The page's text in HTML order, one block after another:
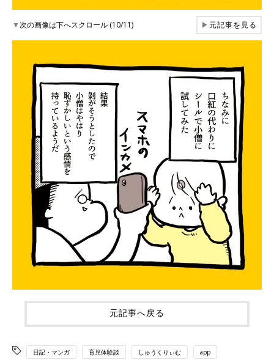
▼次の画像は下へスクロール (10/11) ▶元記事を見る
元記事へ戻る
日記・マンガ 育児体験談 しゅうくりぃむ app